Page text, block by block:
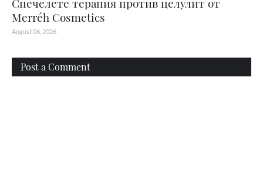
Merréh Cosmetics
August 06, 2026
Post a Comment